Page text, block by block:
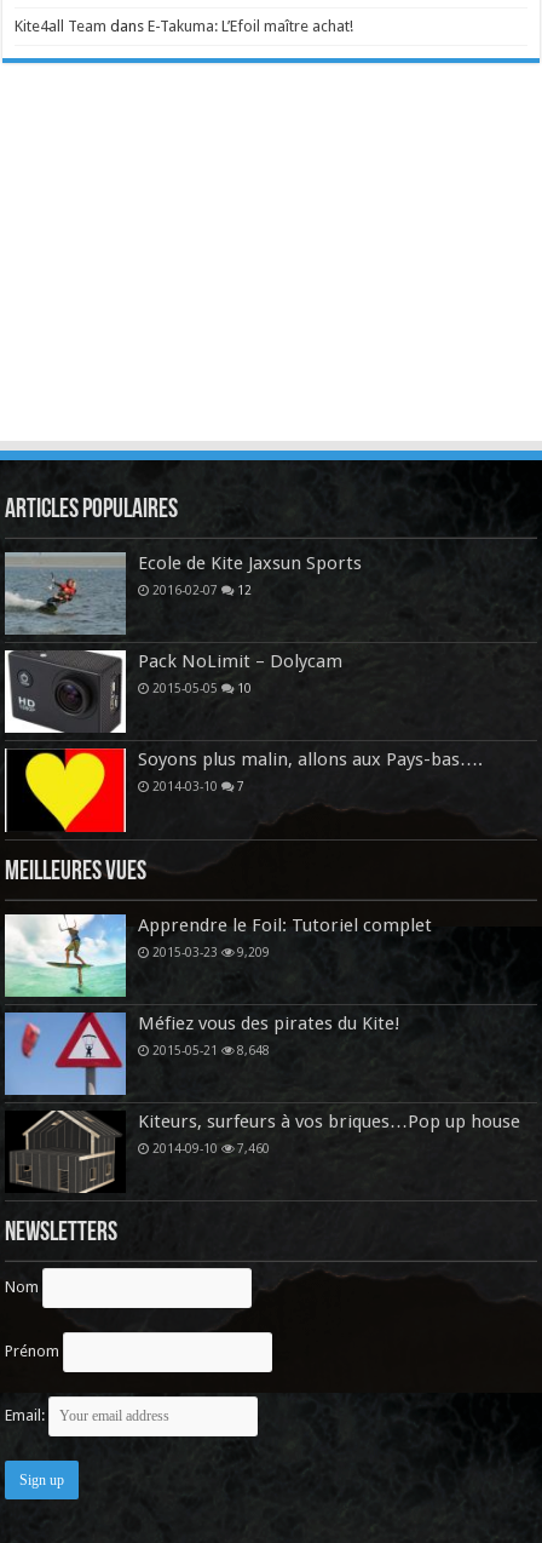
Kite4all Team dansE-Takuma: L’Efoil maître achat!
Articles Populaires
Ecole de Kite Jaxsun Sports
2016-02-07 12
Pack NoLimit – Dolycam
2015-05-05 10
Soyons plus malin, allons aux Pays-bas….
2014-03-10 7
Meilleures vues
Apprendre le Foil: Tutoriel complet
2015-03-23 9,209
Méfiez vous des pirates du Kite!
2015-05-21 8,648
Kiteurs, surfeurs à vos briques…Pop up house
2014-09-10 7,460
Newsletters
Nom
Prénom
Email: